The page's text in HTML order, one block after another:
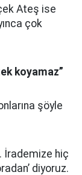
Ateş ise
çok
koyamaz”
şöyle
İrademize hiç
diyoruz.